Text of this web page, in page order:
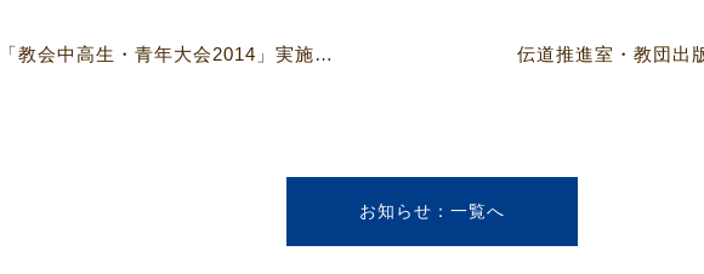
日本基督教団「教会中高生・青年大会2014」実施要綱及び申込みについて
お知らせ